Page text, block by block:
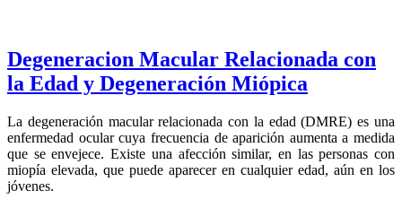
Degeneracion Macular Relacionada con
la Edad y Degeneración Miópica
La degeneración macular relacionada con la edad (DMRE) es una
enfermedad ocular cuya frecuencia de aparición aumenta a medida
que se envejece. Existe una afección similar, en las personas con
miopía elevada, que puede aparecer en cualquier edad, aún en los
jóvenes.